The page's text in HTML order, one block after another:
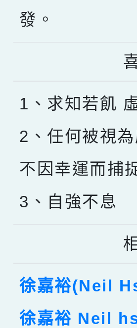
發。
1、求知若飢
2、任何被視
不因幸運而捕
3、自強不息
徐嘉裕(Neil
徐嘉裕 Neil